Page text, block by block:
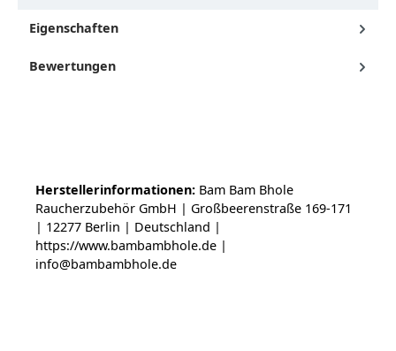
Eigenschaften
Bewertungen
Herstellerinformationen: Bam Bam Bhole
Raucherzubehör GmbH | Großbeerenstraße 169-171
| 12277 Berlin | Deutschland |
https://www.bambambhole.de |
info@bambambhole.de